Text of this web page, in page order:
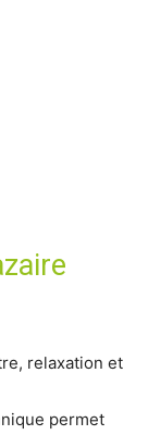
relaxation et
permet